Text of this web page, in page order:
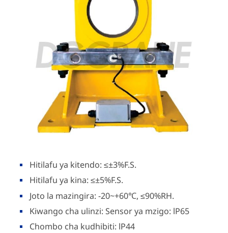
Hitilafu ya kitendo: ≤±3%F.S.
Hitilafu ya kina: ≤±5%F.S.
Joto la mazingira: -20~+60℃, ≤90%RH.
Kiwango cha ulinzi: Sensor ya mzigo: lP65
Chombo cha kudhibiti: lP44